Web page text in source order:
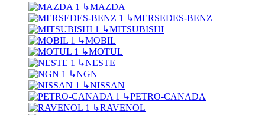
↳MAZDA
↳MERSEDES-BENZ
↳MITSUBISHI
↳MOBIL
↳MOTUL
↳NESTE
↳NGN
↳NISSAN
↳PETRO-CANADA
↳RAVENOL